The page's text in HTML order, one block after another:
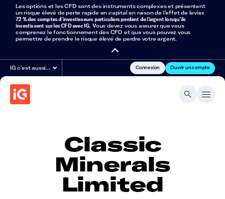
Les options et les CFD sont des instruments complexes et présentent
un risque élevé de perte rapide en capital en raison de l’effet de levier.
72 % des comptes d’investisseurs particuliers perdent de l’argent lorsqu’ils
investissent sur les CFD avec IG. Vous devez vous assurer que vous
comprenez le fonctionnement des CFD et que vous pouvez vous
permettre de prendre le risque élevé de perdre votre argent.
IG c'est aussi… Connexion Ouvrir un compte
Classic
Minerals
Limited